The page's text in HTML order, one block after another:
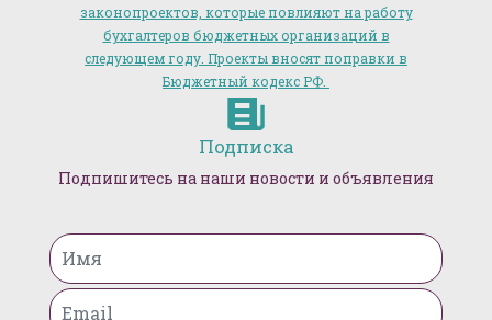
законопроектов, которые повлияют на работу
бухгалтеров бюджетных организаций в
следующем году. Проекты вносят поправки в
Бюджетный кодекс РФ.
Подписка
Подпишитесь на наши новости и объявления